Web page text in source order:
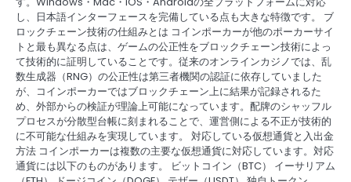
し、日本語インターフェースを完備している点も大きな特徴です。 ブ
ロックチェーン技術の仕組みとは コインポーカーが他のポーカーサイ
トと最も異なる点は、ゲームの公正性をブロックチェーン技術によっ
て技術的に証明していることです。従来のオンラインカジノでは、乱
数生成器（RNG）の公正性は第三者機関の認証に依存していました
が、コインポーカーではブロックチェーン上に結果が記録されるた
め、外部からの検証が理論上可能になっています。配牌のシャッフル
プロセスが分散型台帳に刻まれることで、運営側による不正が技術的
に不可能な仕組みを実現しています。 対応している仮想通貨と入出金
方法 コインポーカーは複数の主要な仮想通貨に対応しています。対応
通貨には以下のものがあります。 ビットコイン（BTC） イーサリアム